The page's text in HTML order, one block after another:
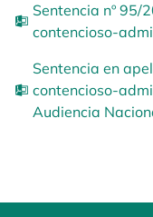
Sentencia nº 95/
contencioso-
Sentencia en
contencioso-
Audiencia